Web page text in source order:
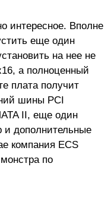
интересное. Вполне
еще один
на нее не
а полноценный
плата получит
шины PCI
II, еще один
и дополнительные
компания ECS
по